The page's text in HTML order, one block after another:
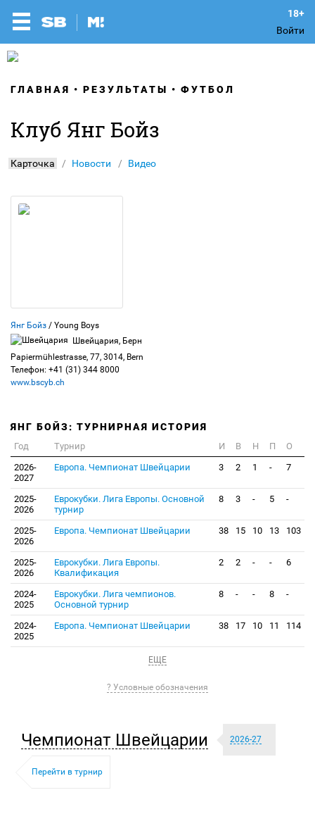
Войти
ГЛАВНАЯ РЕЗУЛЬТАТЫ ФУТБОЛ
Клуб Янг Бойз
Карточка Новости Видео
Янг Бойз / Young Boys
Швейцария, Берн
Papiermühlestrasse, 77, 3014, Bern
Телефон: +41 (31) 344 8000
www.bscyb.ch
ЯНГ БОЙЗ: ТУРНИРНАЯ ИСТОРИЯ
Год Турнир И В Н П
О
2026-
2027
Европа. Чемпионат Швейцарии 3 2 1 - 7
2025-
2026
Еврокубки. Лига Европы. Основной
турнир
8 3 - 5 -
2025-
2026
Европа. Чемпионат Швейцарии 38 15 10 13 103
2025-
2026
Еврокубки. Лига Европы.
Квалификация
2 2 - - 6
2024-
2025
Еврокубки. Лига чемпионов.
Основной турнир
8 - - 8 -
2024-
2025
Европа. Чемпионат Швейцарии 38 17 10 11 114
ЕЩЕ
? Условные обозначения
Чемпионат Швейцарии 2026-27
Перейти в турнир